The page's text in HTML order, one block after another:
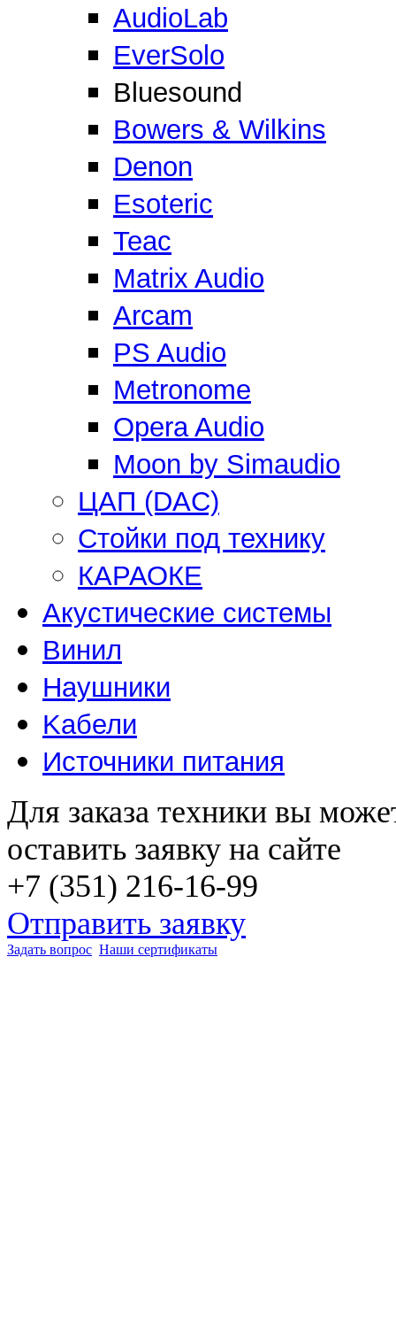
AudioLab
EverSolo
Bluesound
Bowers & Wilkins
Denon
Esoteric
Teac
Matrix Audio
Arcam
PS Audio
Metronome
Opera Audio
Moon by Simaudio
ЦАП (DAC)
Стойки под технику
КАРАОКЕ
Акустические системы
Винил
Наушники
Kабели
Источники питания
Для заказа техники вы
оставить заявку на сайте
+7 (351) 216-16-99
Отправить заявку
Задать вопрос Наши сертификаты